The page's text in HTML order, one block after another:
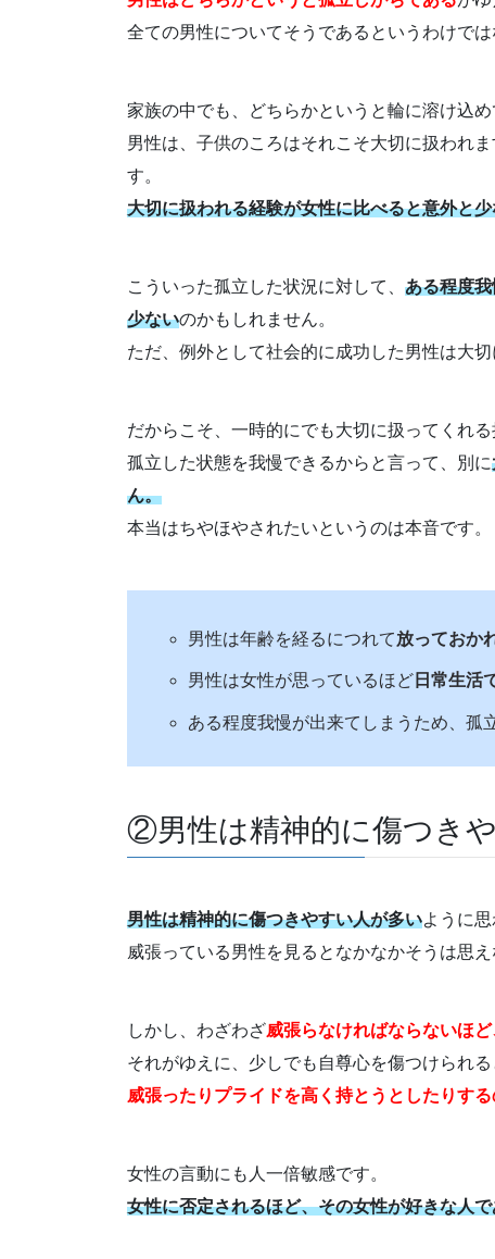
全ての男性についてそうであるというわけで
家族の中でも、どちらかというと輪に溶け込
男性は、子供のころはそれこそ大切に扱われま
す。
大切に扱われる経験が女性に比べると意外と
こういった孤立した状況に対して、 ある程度
少ないのかもしれません。
ただ、例外として社会的に成功した男性は大切
だからこそ、一時的にでも大切に扱ってくれ
孤立した状態を我慢できるからと言って、別に
ん。
本当はちやほやされたいというのは本音です。
男性は年齢を経るにつれて放っておか
男性は女性が思っているほど 日常生活
ある程度我慢が出来てしまうため、孤
②男性は精神的に傷つき
男性は精神的に傷つきやすい人が多いように思
威張っている男性を見るとなかなかそうは思え
しかし、わざわざ威張らなければならないほ
それがゆえに、少しでも自尊心を傷つけられ
威張ったりプライドを高く持とうとしたりす
女性の言動にも人一倍敏感です。
女性に否定されるほど、その女性が好きな人